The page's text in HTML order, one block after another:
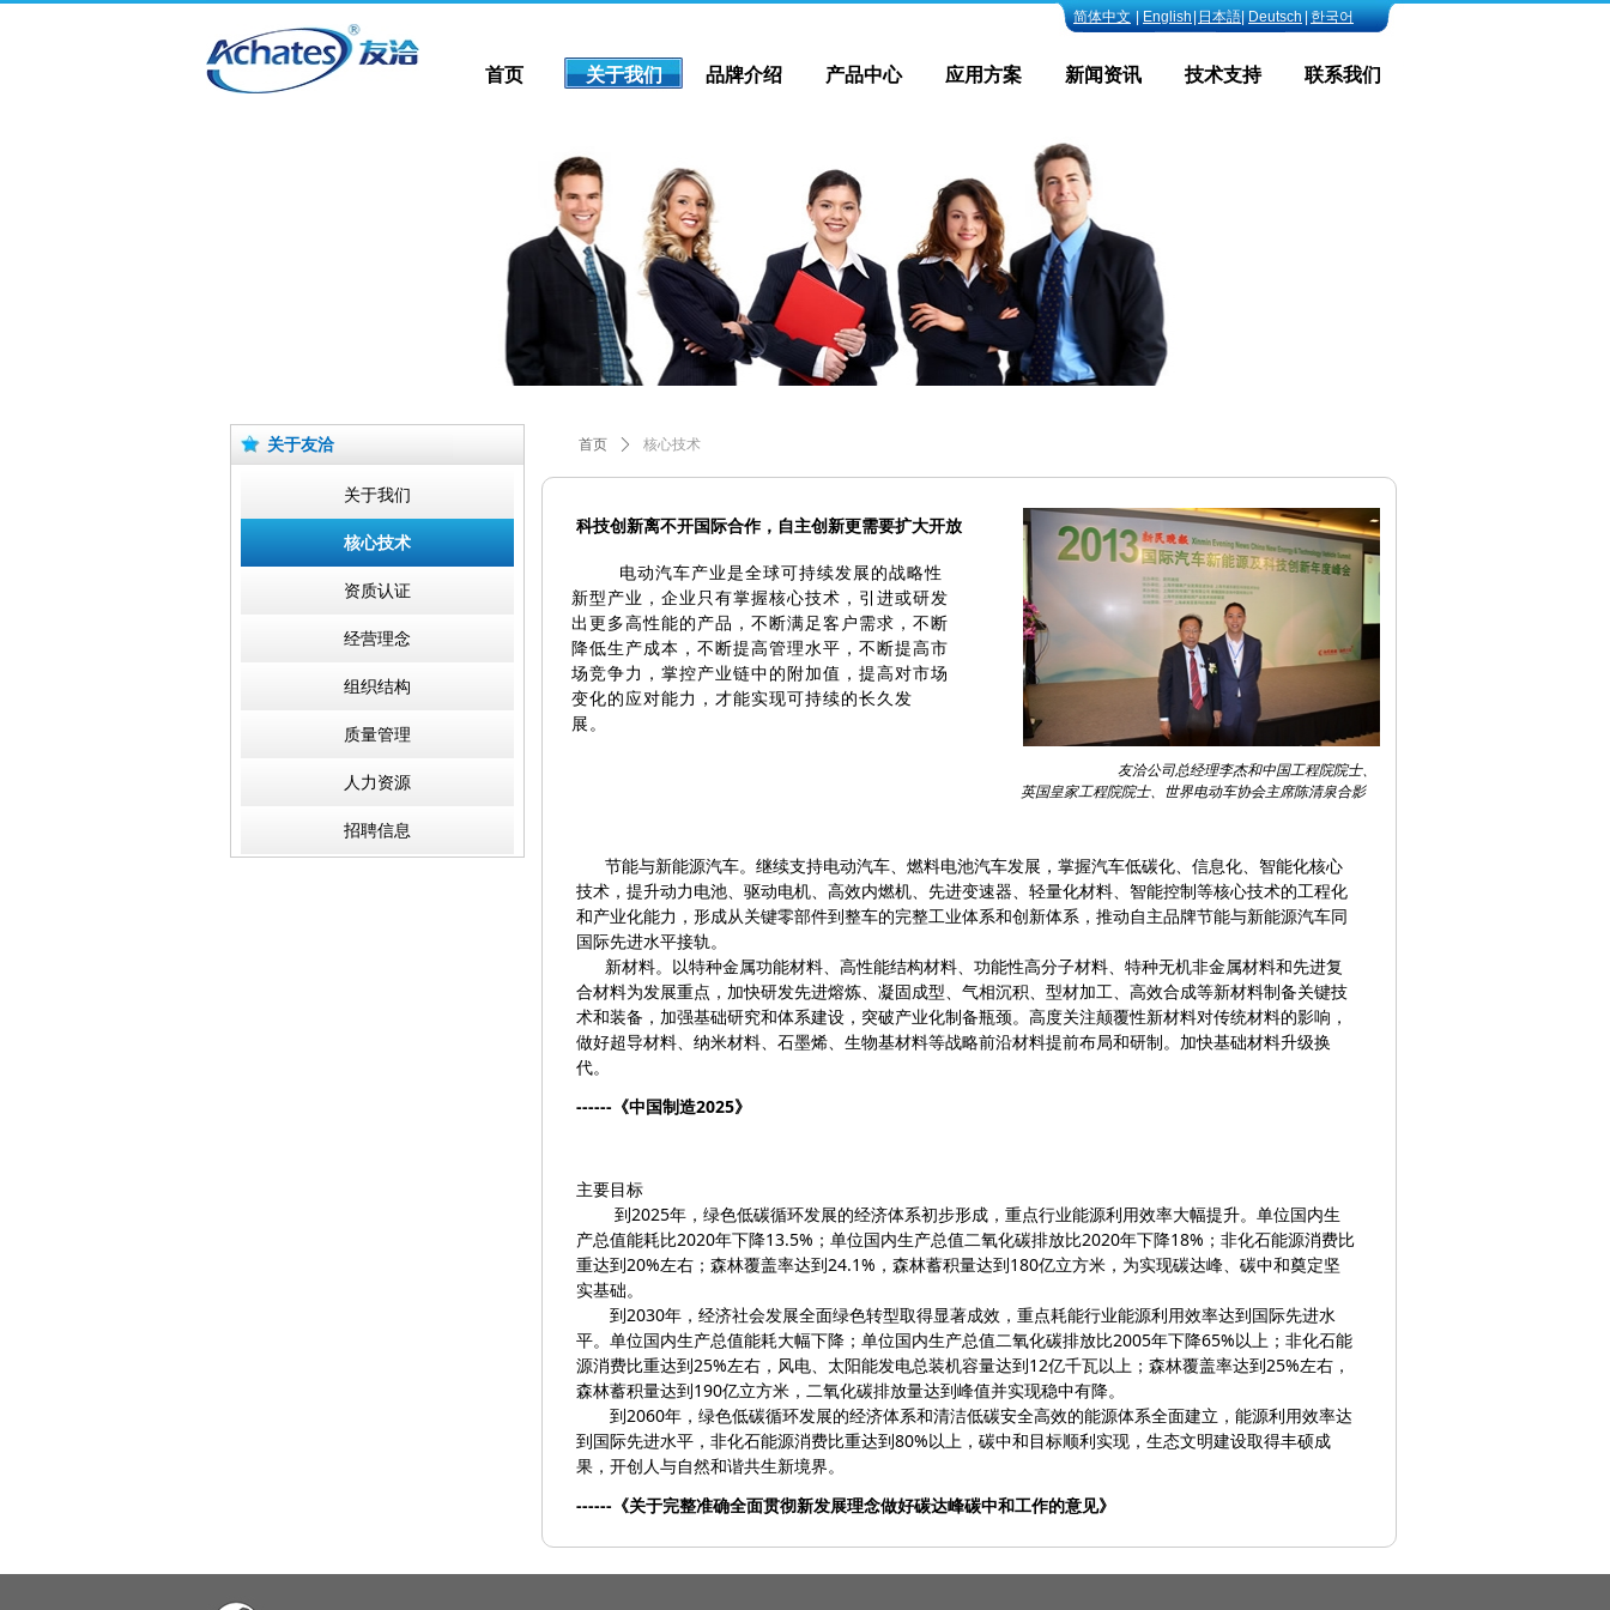
首页 关于我们 品牌介绍 产品中心 应用方案 新闻资讯 技术支持 联系我们
首页
Deutsch
简体中文 English 한국어
日本語
| | | |
关于友洽
关于我们
核心技术
资质认证
经营理念
组织结构
质量管理
人力资源
招聘信息
友洽公司总经理李杰和中国工程院院士、
电动汽车产业是全球可持续发展的战略性
新型产业，企业只有掌握核心技术，引进或研发
出更多高性能的产品，不断满足客户需求，不断
降低生产成本，不断提高管理水平，不断提高市
场竞争力，掌控产业链中的附加值，提高对市场
变化的应对能力，才能实现可持续的长久发
展。
科技创新离不开国际合作，自主创新更需要扩大开放
英国皇家工程院院士、世界电动车协会主席陈清泉合影
节能与新能源汽车。继续支持电动汽车、燃料电池汽车发展，掌握汽车低碳化、信息化、智能化核心
技术，提升动力电池、驱动电机、高效内燃机、先进变速器、轻量化材料、智能控制等核心技术的工程化
和产业化能力，形成从关键零部件到整车的完整工业体系和创新体系，推动自主品牌节能与新能源汽车同
国际先进水平接轨。
新材料。以特种金属功能材料、高性能结构材料、功能性高分子材料、特种无机非金属材料和先进复
合材料为发展重点，加快研发先进熔炼、凝固成型、气相沉积、型材加工、高效合成等新材料制备关键技
术和装备，加强基础研究和体系建设，突破产业化制备瓶颈。高度关注颠覆性新材料对传统材料的影响，
做好超导材料、纳米材料、石墨烯、生物基材料等战略前沿材料提前布局和研制。加快基础材料升级换
代。
------《中国制造2025》
主要目标
到2025年，绿色低碳循环发展的经济体系初步形成，重点行业能源利用效率大幅提升。单位国内生
产总值能耗比2020年下降13.5%；单位国内生产总值二氧化碳排放比2020年下降18%；非化石能源消费比
重达到20%左右；森林覆盖率达到24.1%，森林蓄积量达到180亿立方米，为实现碳达峰、碳中和奠定坚
实基础。
到2030年，经济社会发展全面绿色转型取得显著成效，重点耗能行业能源利用效率达到国际先进水
平。单位国内生产总值能耗大幅下降；单位国内生产总值二氧化碳排放比2005年下降65%以上；非化石能
源消费比重达到25%左右，风电、太阳能发电总装机容量达到12亿千瓦以上；森林覆盖率达到25%左右，
森林蓄积量达到190亿立方米，二氧化碳排放量达到峰值并实现稳中有降。
到2060年，绿色低碳循环发展的经济体系和清洁低碳安全高效的能源体系全面建立，能源利用效率达
到国际先进水平，非化石能源消费比重达到80%以上，碳中和目标顺利实现，生态文明建设取得丰硕成
果，开创人与自然和谐共生新境界。
------《关于完整准确全面贯彻新发展理念做好碳达峰碳中和工作的意见》
首页 ꄲ 核心技术